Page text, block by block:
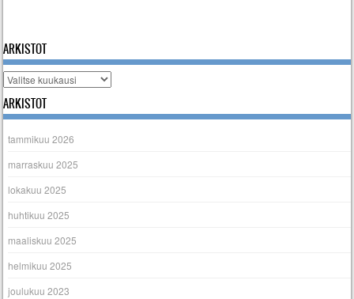
ARKISTOT
Arkistot
ARKISTOT
tammikuu 2026
marraskuu 2025
lokakuu 2025
huhtikuu 2025
maaliskuu 2025
helmikuu 2025
joulukuu 2023